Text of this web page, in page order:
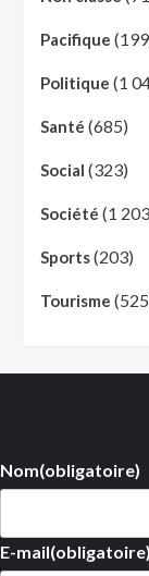
Pacifique
Politique (1
Santé (685)
Social (323)
Société (1
Sports(203)
Tourisme
Nom(obligatoire)
E-mail(obligatoire)